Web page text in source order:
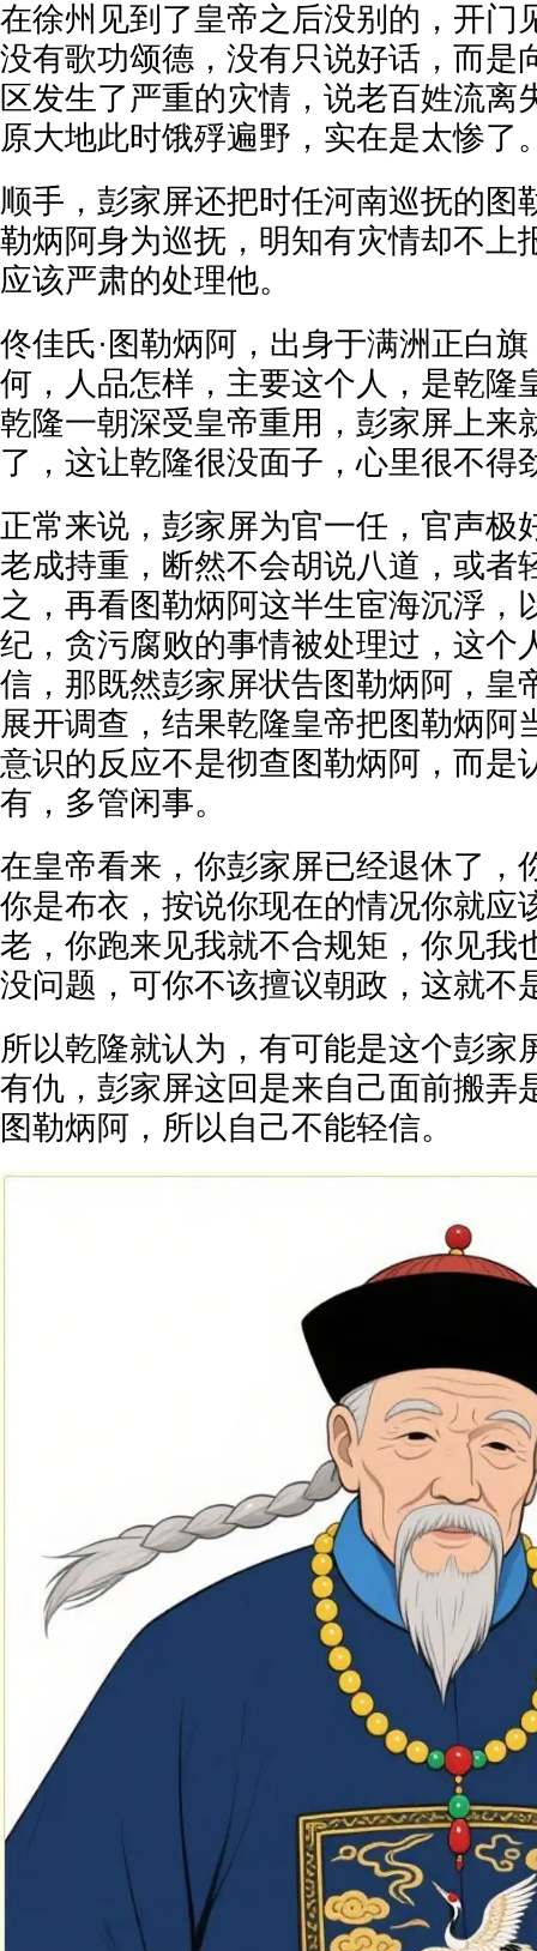
在徐州见到了皇帝之后没别的，开门
没有歌功颂德，没有只说好话，而是
区发生了严重的灾情，说老百姓流离
原大地此时饿殍遍野，实在是太惨了
顺手，彭家屏还把时任河南巡抚的图
勒炳阿身为巡抚，明知有灾情却不上
应该严肃的处理他。
佟佳氏·图勒炳阿，出身于满洲正白
何，人品怎样，主要这个人，是乾隆
乾隆一朝深受皇帝重用，彭家屏上来
了，这让乾隆很没面子，心里很不得
正常来说，彭家屏为官一任，官声极
老成持重，断然不会胡说八道，或者
之，再看图勒炳阿这半生宦海沉浮，
纪，贪污腐败的事情被处理过，这个
信，那既然彭家屏状告图勒炳阿，皇
展开调查，结果乾隆皇帝把图勒炳阿
意识的反应不是彻查图勒炳阿，而是
有，多管闲事。
在皇帝看来，你彭家屏已经退休了，
你是布衣，按说你现在的情况你就应
老，你跑来见我就不合规矩，你见我
没问题，可你不该擅议朝政，这就不
所以乾隆就认为，有可能是这个彭家
有仇，彭家屏这回是来自己面前搬弄
图勒炳阿，所以自己不能轻信。